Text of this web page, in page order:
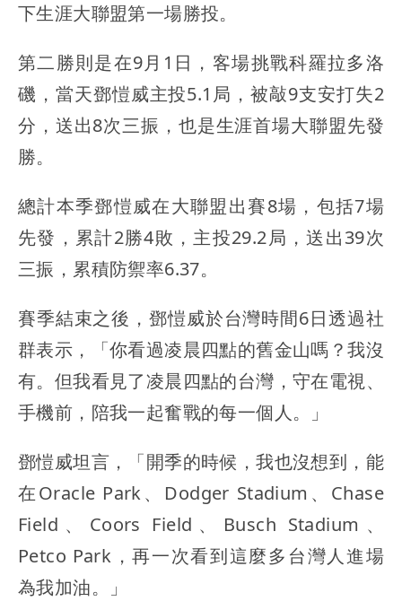
下生涯大聯盟第一場勝投。
第二勝則是在9月1日，客場挑戰科羅拉多洛
磯，當天鄧愷威主投5.1局，被敲9支安打失2
分，送出8次三振，也是生涯首場大聯盟先發
勝。
總計本季鄧愷威在大聯盟出賽8場，包括7場
先發，累計2勝4敗，主投29.2局，送出39次
三振，累積防禦率6.37。
賽季結束之後，鄧愷威於台灣時間6日透過社
群表示，「你看過凌晨四點的舊金山嗎？我沒
有。但我看見了凌晨四點的台灣，守在電視、
手機前，陪我一起奮戰的每一個人。」
鄧愷威坦言，「開季的時候，我也沒想到，能
在Oracle Park、Dodger Stadium、Chase
Field、Coors Field、Busch Stadium、
Petco Park，再一次看到這麼多台灣人進場
為我加油。」